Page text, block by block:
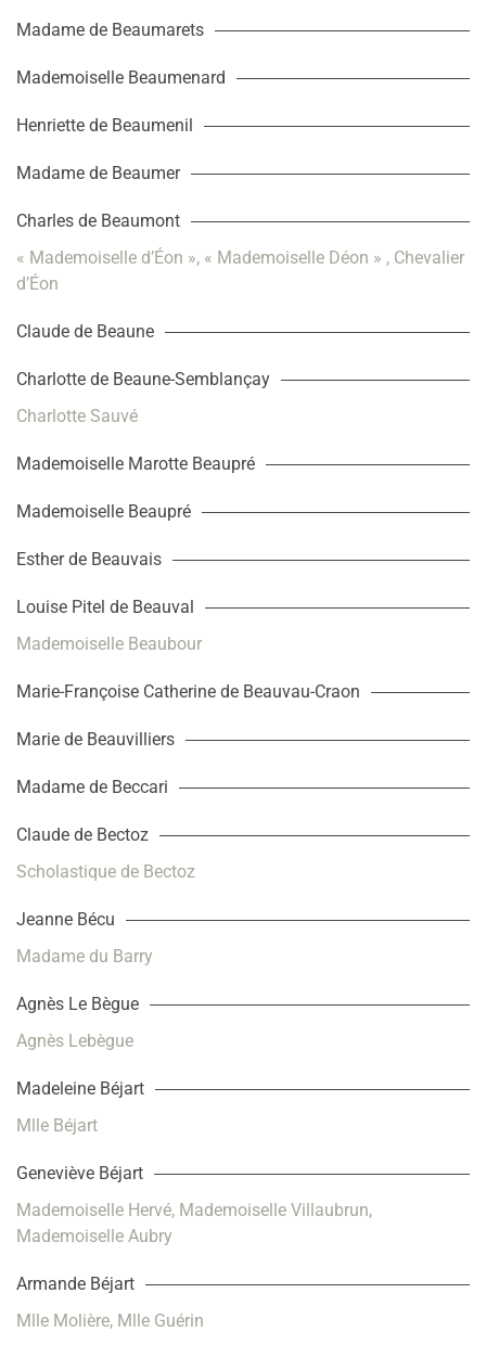
Madame de Beaumarets
Mademoiselle Beaumenard
Henriette de Beaumenil
Madame de Beaumer
Charles de Beaumont
« Mademoiselle d’Éon », « Mademoiselle Déon » , Chevalier
d’Éon
Claude de Beaune
Charlotte de Beaune-Semblançay
Charlotte Sauvé
Mademoiselle Marotte Beaupré
Mademoiselle Beaupré
Esther de Beauvais
Louise Pitel de Beauval
Mademoiselle Beaubour
Marie-Françoise Catherine de Beauvau-Craon
Marie de Beauvilliers
Madame de Beccari
Claude de Bectoz
Scholastique de Bectoz
Jeanne Bécu
Madame du Barry
Agnès Le Bègue
Agnès Lebègue
Madeleine Béjart
Mlle Béjart
Geneviève Béjart
Mademoiselle Hervé, Mademoiselle Villaubrun,
Mademoiselle Aubry
Armande Béjart
Mlle Molière, Mlle Guérin